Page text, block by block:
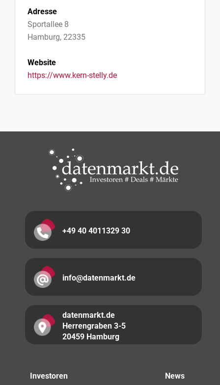
Adresse
Sportallee 8
Hamburg, 22335
Website
https://www.kern-stelly.de
+49 40 4011329 30
info@datenmarkt.de
datenmarkt.de
Herrengraben 3-5
20459 Hamburg
Investoren News